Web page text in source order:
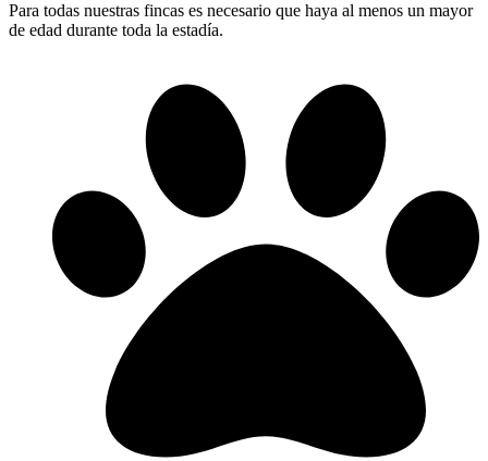
Para todas nuestras fincas es necesario que haya al menos un mayor
de edad durante toda la estadía.